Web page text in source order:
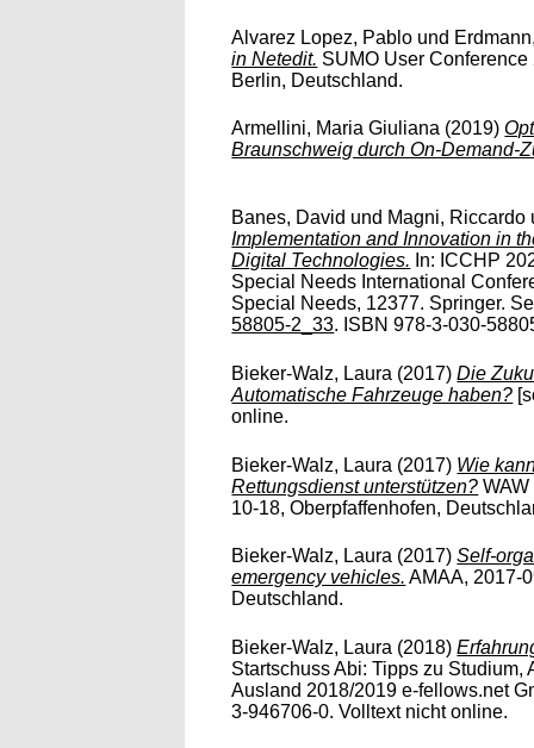
Alvarez Lopez, Pablo und
in Netedit. SUMO User
Berlin, Deutschland.
Armellini, Maria Giuliana (2019)
Braunschweig durch On-Demand-
Banes, David und Magni, Riccardo
Implementation and Innovation in
Digital Technologies. In: ICCHP
Special Needs International
Special Needs, 12377. Springer.
58805-2_33. ISBN 978-3-030-
Bieker-Walz, Laura (2017)Die
Automatische Fahrzeuge haben?
online.
Bieker-Walz, Laura (2017) Wie
Rettungsdienst unterstützen?
10-18, Oberpfaffenhofen,
Bieker-Walz, Laura (2017)Self-
emergency vehicles. AMAA, 2017-
Deutschland.
Bieker-Walz, Laura (2018)
Startschuss Abi: Tipps zu
Ausland 2018/2019 e-fellows.net
3-946706-0. Volltext nicht online.